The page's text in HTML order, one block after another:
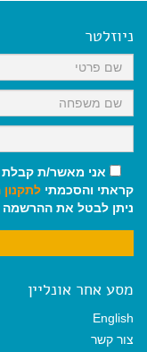
ניוזלטר
אני מאשר/ת קבלת
קראתי והסכמתי
ניתן לבטל את
מסע אחר אונליין
English
צור קשר